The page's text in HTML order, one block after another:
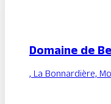
Domaine de
, La Bonnardière,